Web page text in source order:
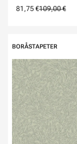
81,75 €109,00 €
BORÅSTAPETER